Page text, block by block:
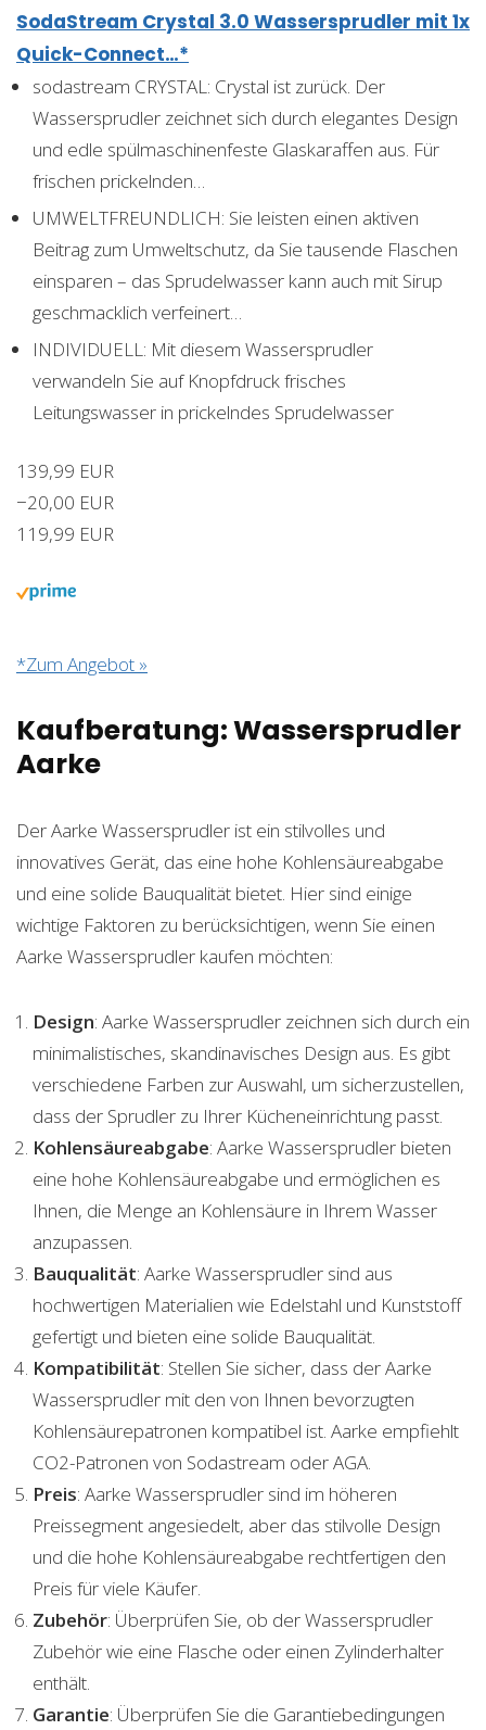
SodaStream Crystal 3.0 Wassersprudler mit 1x
Quick-Connect…*
sodastream CRYSTAL: Crystal ist zurück. Der
Wassersprudler zeichnet sich durch elegantes Design
und edle spülmaschinenfeste Glaskaraffen aus. Für
frischen prickelnden…
UMWELTFREUNDLICH: Sie leisten einen aktiven
Beitrag zum Umweltschutz, da Sie tausende Flaschen
einsparen – das Sprudelwasser kann auch mit Sirup
geschmacklich verfeinert…
INDIVIDUELL: Mit diesem Wassersprudler
verwandeln Sie auf Knopfdruck frisches
Leitungswasser in prickelndes Sprudelwasser
139,99 EUR
−20,00 EUR
119,99 EUR
*Zum Angebot »
Kaufberatung: Wassersprudler
Aarke
Der Aarke Wassersprudler ist ein stilvolles und
innovatives Gerät, das eine hohe Kohlensäureabgabe
und eine solide Bauqualität bietet. Hier sind einige
wichtige Faktoren zu berücksichtigen, wenn Sie einen
Aarke Wassersprudler kaufen möchten:
Design: Aarke Wassersprudler zeichnen sich durch ein
minimalistisches, skandinavisches Design aus. Es gibt
verschiedene Farben zur Auswahl, um sicherzustellen,
dass der Sprudler zu Ihrer Kücheneinrichtung passt.
Kohlensäureabgabe: Aarke Wassersprudler bieten
eine hohe Kohlensäureabgabe und ermöglichen es
Ihnen, die Menge an Kohlensäure in Ihrem Wasser
anzupassen.
Bauqualität: Aarke Wassersprudler sind aus
hochwertigen Materialien wie Edelstahl und Kunststoff
gefertigt und bieten eine solide Bauqualität.
Kompatibilität: Stellen Sie sicher, dass der Aarke
Wassersprudler mit den von Ihnen bevorzugten
Kohlensäurepatronen kompatibel ist. Aarke empfiehlt
CO2-Patronen von Sodastream oder AGA.
Preis: Aarke Wassersprudler sind im höheren
Preissegment angesiedelt, aber das stilvolle Design
und die hohe Kohlensäureabgabe rechtfertigen den
Preis für viele Käufer.
Zubehör: Überprüfen Sie, ob der Wassersprudler
Zubehör wie eine Flasche oder einen Zylinderhalter
enthält.
Garantie: Überprüfen Sie die Garantiebedingungen